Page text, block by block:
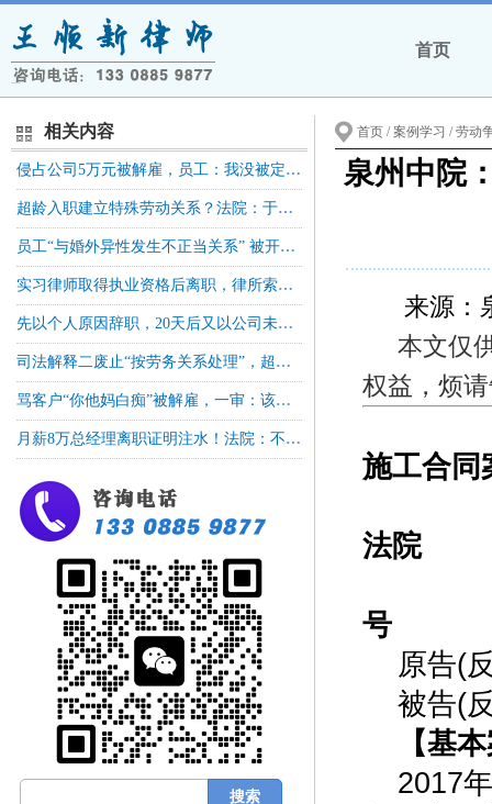
首页
相关内容
侵占公司5万元被解雇，员工：我没被定罪，解除违法！法院怎么判？| 劳动法库
超龄入职建立特殊劳动关系？法院：于法无据 ！| 劳动法库
员工“与婚外异性发生不正当关系” 被开除，法院：违背社会主义核心价值观！| 劳动法库
实习律师取得执业资格后离职，律所索赔7.5万，法院判了…
先以个人原因辞职，20天后又以公司未缴社保被迫解除，法院：视为撤销和变更，公司赔钱！| 劳动法库
司法解释二废止“按劳务关系处理”，超龄员工就能认定劳动关系吗？| 劳动法库
骂客户“你他妈白痴”被解雇，一审：该！二审：客户先骂，骂回去也算合理，公司赔20万！
月薪8万总经理离职证明注水！法院：不构成欺诈，工资照发！| 劳动法库
首页 / 案例学习 /劳动
泉州中院
来源：
本文仅
权益，烦
施工合同
法院
号
原告(
被告(
【基
2017